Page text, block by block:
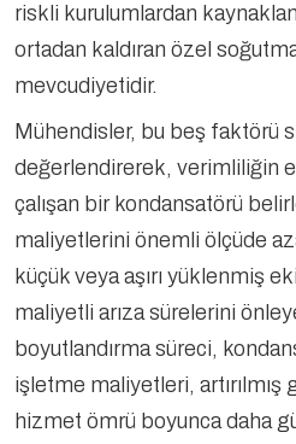
riskli kurulumlardan
ortadan kaldıran özel
mevcudiyetidir.
Mühendisler, bu beş faktörü
değerlendirerek, verimliliğin
çalışan bir kondansatörü
maliyetlerini önemli ölçüde
küçük veya aşırı yüklenmiş
maliyetli arıza sürelerini
boyutlandırma süreci,
işletme maliyetleri, artırılmış
hizmet ömrü boyunca daha